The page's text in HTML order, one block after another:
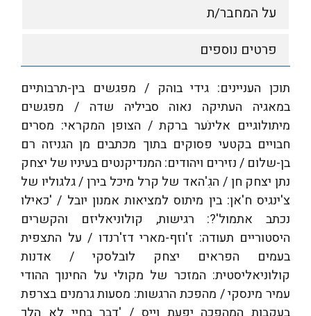
על המחבר/ת
פרטים נוספים
תוכן העניינים: גידי בוהק / מפגשים בין-תרבותיים
במאגיה העתיקה נאוה סביליה שדה / מפגשים
מיתולוגיים אלינֹער ברקת / הצופן המקראי: מסרים
חבויים בקטעי פסוקים בתוך מכתבים מן הגניזה רם
בן-שלום / נזירים ויהודים: המנדיקנטים בעיניו של יצחק
נתן יצחק חן / הגִ'האד של קרל מיכל בירן / גלגוליו של
צ'ינגיס ח'אן: בין מיתוס למציאות אמנון יובל / 'כאילו
נכתב אתמול'?: רגישות, קולוניאליזם והקשרים
היסטוריים תעודה: ז'וזף-מארי דז'רנדו / על התצפית
בעמים הפראים יצחק לובלסקי / אדנות
קולוניאליסטית: המזכר של מקולי על החינוך ההודי
עמיר מינסקי / מהפכת הרגשות: מסעות גרמנים בצרפת